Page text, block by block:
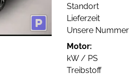
Standort
Lieferzeit
Unsere Nummer
Motor:
kW / PS
Treibstoff